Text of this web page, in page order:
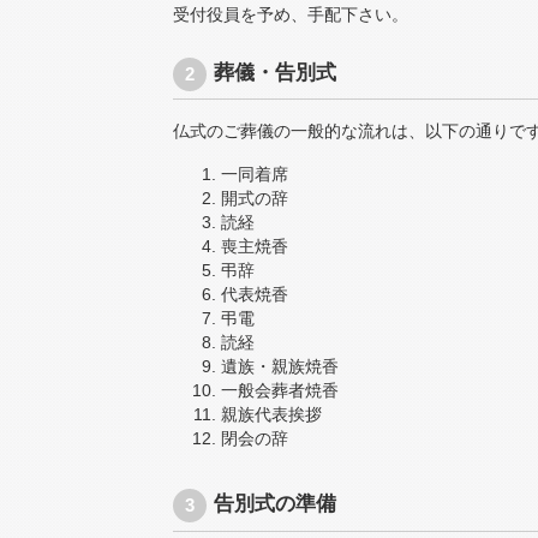
受付役員を予め、手配下さい。
葬儀・告別式
仏式のご葬儀の一般的な流れは、以下の通りで
一同着席
開式の辞
読経
喪主焼香
弔辞
代表焼香
弔電
読経
遺族・親族焼香
一般会葬者焼香
親族代表挨拶
閉会の辞
告別式の準備